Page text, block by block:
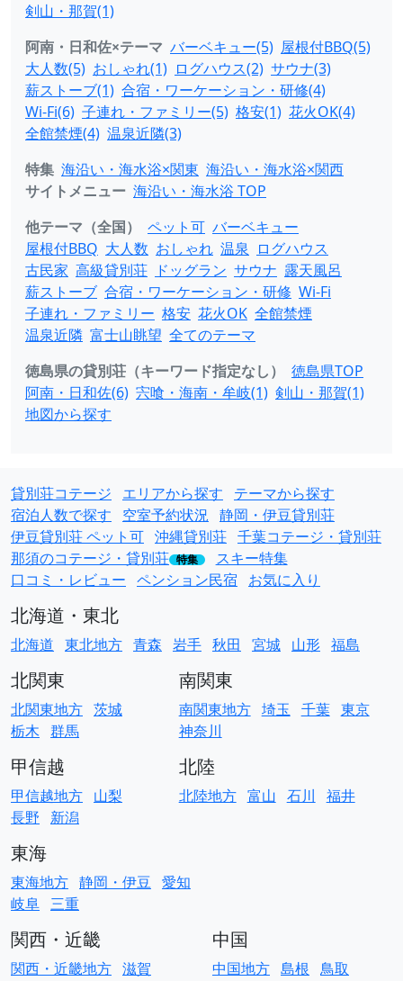
剣山・那賀(1)
阿南・日和佐×テーマ バーベキュー(5) 屋根付BBQ(5)
大人数(5) おしゃれ(1) ログハウス(2) サウナ(3)
薪ストーブ(1) 合宿・ワーケーション・研修(4)
Wi-Fi(6) 子連れ・ファミリー(5) 格安(1) 花火OK(4)
全館禁煙(4) 温泉近隣(3)
特集 海沿い・海水浴×関東 海沿い・海水浴×関西
サイトメニュー 海沿い・海水浴 TOP
他テーマ（全国）
ペット可 バーベキュー
屋根付BBQ 大人数 おしゃれ 温泉 ログハウス
古民家 高級貸別荘 ドッグラン サウナ 露天風呂
薪ストーブ 合宿・ワーケーション・研修 Wi-Fi
子連れ・ファミリー 格安 花火OK 全館禁煙
温泉近隣 富士山眺望 全てのテーマ
徳島県の貸別荘（キーワード指定なし）
徳島県TOP
阿南・日和佐(6) 宍喰・海南・牟岐(1) 剣山・那賀(1)
地図から探す
貸別荘コテージ エリアから探す
テーマから探す
宿泊人数で探す
空室予約状況 静岡・伊豆貸別荘
伊豆貸別荘 ペット可 沖縄貸別荘 千葉コテージ・貸別荘
那須のコテージ・貸別荘 特集
スキー特集
口コミ・レビュー ペンション民宿 お気に入り
北海道・東北
北海道 東北地方 青森 岩手 秋田 宮城 山形 福島
北関東
北関東地方 茨城
栃木 群馬
南関東
南関東地方 埼玉 千葉 東京
神奈川
甲信越
甲信越地方 山梨
長野
新潟
北陸
北陸地方 富山 石川 福井
東海
東海地方 静岡・伊豆 愛知
岐阜 三重
関西・近畿
関西・近畿地方 滋賀
中国
中国地方 島根 鳥取